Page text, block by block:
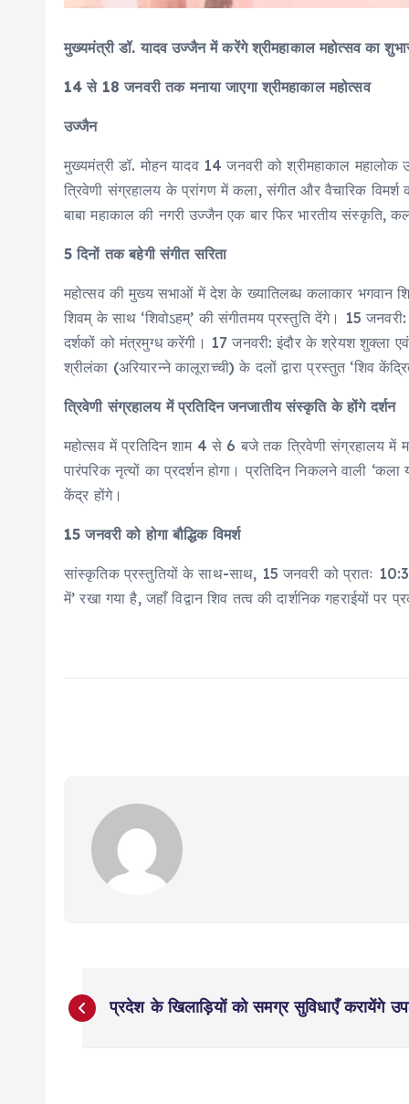
मुख्‍यमंत्री डॉ. यादव उज्जैन में करेंगे श्रीमहाकाल महोत्सव का
14 से 18 जनवरी तक मनाया जाएगा श्रीमहाकाल महोत्सव
उज्जैन
मुख्यमंत्री डॉ. मोहन यादव 14 जनवरी को श्रीमहाकाल
त्रिवेणी संग्रहालय के प्रांगण में कला, संगीत और वैचारिक विमर्श
बाबा महाकाल की नगरी उज्जैन एक बार फिर भारतीय संस्कृति,
5 दिनों तक बहेगी संगीत सरिता
महोत्सव की मुख्य सभाओं में देश के ख्यातिलब्ध कलाकार भगवान
शिवम् के साथ ‘शिवोऽहम्’ की संगीतमय प्रस्तुति देंगे। 15 जनवरी:
दर्शकों को मंत्रमुग्ध करेंगी। 17 जनवरी: इंदौर के श्रेयश शुक्ला
श्रीलंका (अरियारन्ने कालूराच्ची) के दलों द्वारा प्रस्तुत ‘शिव
त्रिवेणी संग्रहालय में प्रतिदिन जनजातीय संस्कृति के होंगे दर्शन
महोत्सव में प्रतिदिन शाम 4 से 6 बजे तक त्रिवेणी संग्रहालय में
पारंपरिक नृत्यों का प्रदर्शन होगा। प्रतिदिन निकलने वाली
केंद्र होंगे।
15 जनवरी को होगा बौद्धिक विमर्श
सांस्कृतिक प्रस्तुतियों के साथ-साथ, 15 जनवरी को प्रातः
में’ रखा गया है, जहाँ विद्वान शिव तत्व की दार्शनिक गहराईयों
P
प्रदेश के खिला‍ड़ियों को समग्र सुविधाएँ करायेंगे